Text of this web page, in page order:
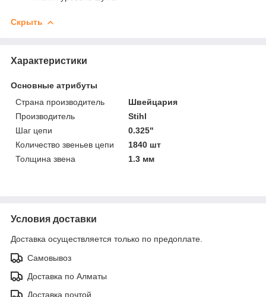
Скрыть
Характеристики
Основные атрибуты
Страна производитель
Швейцария
Производитель
Stihl
Шаг цепи
0.325"
Количество звеньев цепи
1840 шт
Толщина звена
1.3 мм
Условия доставки
Доставка осуществляется только по предоплате.
Самовывоз
Доставка по Алматы
Доставка почтой